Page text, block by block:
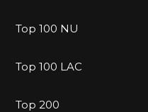
Top 100 NU
Top 100 LAC
Top 200